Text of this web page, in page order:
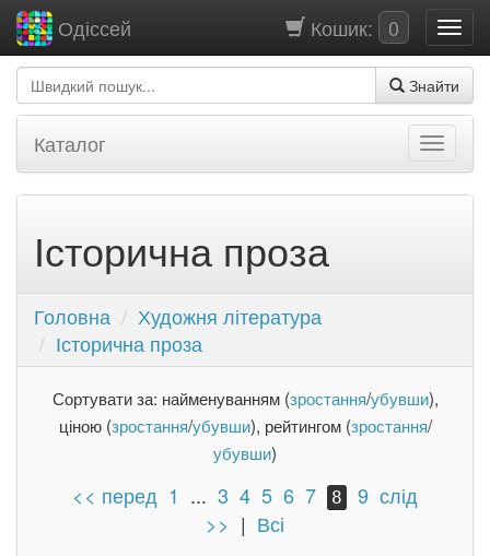
Кошик: 0
Одіссей
Знайти
Каталог
Історична проза
Головна
Художня література
Історична проза
Сортувати за: найменуванням (зростання/убувши),
ціною (зростання/убувши), рейтингом (зростання/
убувши)
<< перед 1 ... 3 4 5 6 7 8 9 слід
>> | Всі